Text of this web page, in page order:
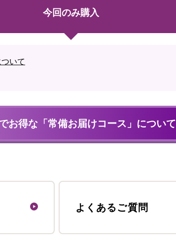
今回のみ購入
いて
お得な「常備お届けコース」について
よくあるご質問